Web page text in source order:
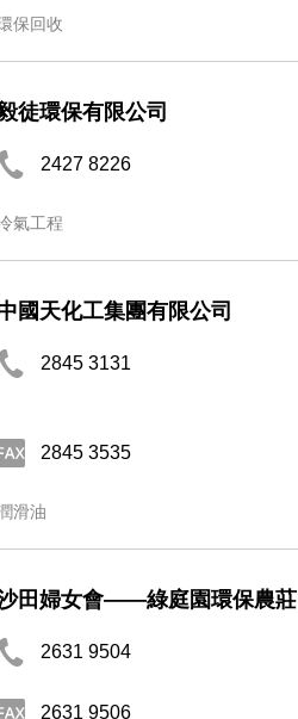
保回收
徒環保有限公司
2427 8226
氣工程
國天化工集團有限公司
2845 3131
2845 3535
滑油
田婦女會——綠庭園環保農莊
2631 9504
2631 9506